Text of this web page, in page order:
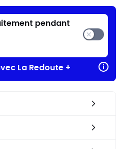
pendant
La Redoute +